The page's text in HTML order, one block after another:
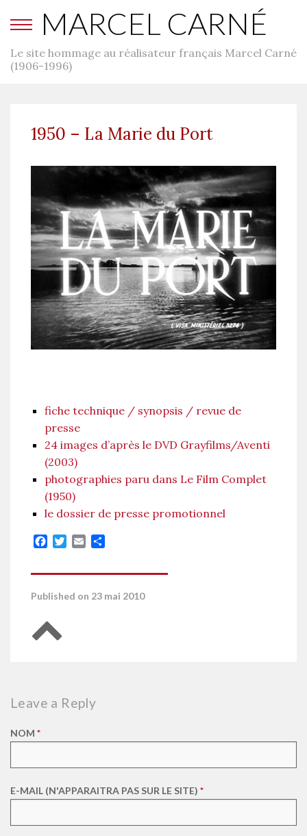
MARCEL CARNÉ
Le site hommage au réalisateur français Marcel Carné
(1906-1996)
1950 – La Marie du Port
fiche technique / synopsis / revue de
presse
24 images d’après le DVD Grayfilms/Aventi
(2003)
photographies paru dans Le Film Complet
(1950)
le dossier de presse promotionnel
Facebook
TwitterEmail
Published on 23 mai 2010
Retour en haut de page
Leave a Reply
NOM *
E-MAIL (N'APPARAITRA PAS SUR LE SITE) *